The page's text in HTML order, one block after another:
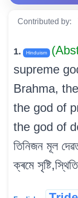
Contributed by:
1. Hinduism
supreme
Brahma,
the god of
the god of
তিনিজন মূল
ক্ৰমে